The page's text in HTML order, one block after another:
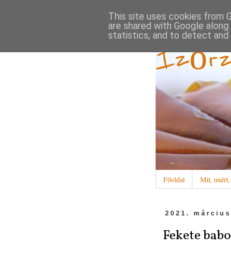
Főoldal Mit, miért,
2021.
Fekete
This site uses cookies from
are shared with Google
statistics, and to detect and